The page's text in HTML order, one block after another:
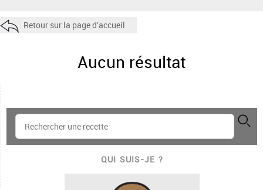
Retour sur la page d'accueil
Aucun résultat
QUI SUIS-JE ?